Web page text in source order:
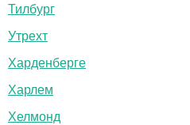
Тилбург
Утрехт
Харденберге
Харлем
Хелмонд